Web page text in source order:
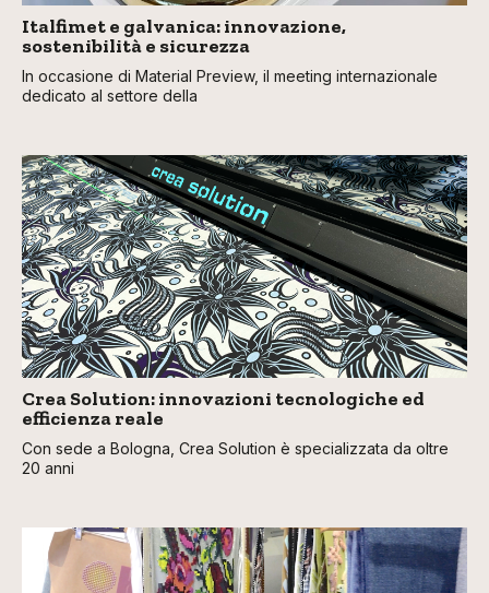
Italfimet e galvanica: innovazione,
sostenibilità e sicurezza
In occasione di Material Preview, il meeting internazionale
dedicato al settore della
Crea Solution: innovazioni tecnologiche ed
efficienza reale
Con sede a Bologna, Crea Solution è specializzata da oltre
20 anni